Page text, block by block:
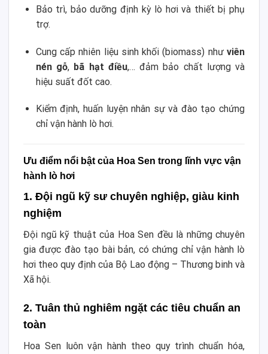
Bảo trì, bảo dưỡng định kỳ lò hơi và thiết bị phụ
trợ.
Cung cấp nhiên liệu sinh khối (biomass) như viên
nén gỗ, bã hạt điều,… đảm bảo chất lượng và
hiệu suất đốt cao.
Kiểm định, huấn luyện nhân sự và đào tạo chứng
chỉ vận hành lò hơi.
Ưu điểm nổi bật của Hoa Sen trong lĩnh vực vận
hành lò hơi
1. Đội ngũ kỹ sư chuyên nghiệp, giàu kinh
nghiệm
Đội ngũ kỹ thuật của Hoa Sen đều là những chuyên
gia được đào tạo bài bản, có chứng chỉ vận hành lò
hơi theo quy định của Bộ Lao động – Thương binh và
Xã hội.
2. Tuân thủ nghiêm ngặt các tiêu chuẩn an
toàn
Hoa Sen luôn vận hành theo quy trình chuẩn hóa,